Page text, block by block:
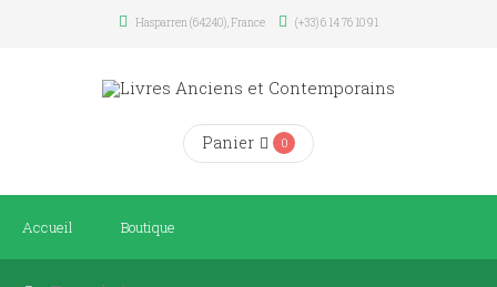
Hasparren (64240), France (+33) 6 14 76 10 91
Panier 0
Accueil Boutique